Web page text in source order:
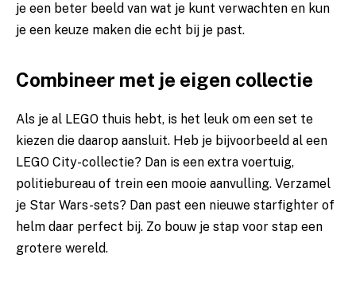
je een beter beeld van wat je kunt verwachten en kun
je een keuze maken die echt bij je past.
Combineer met je eigen collectie
Als je al LEGO thuis hebt, is het leuk om een set te
kiezen die daarop aansluit. Heb je bijvoorbeeld al een
LEGO City-collectie? Dan is een extra voertuig,
politiebureau of trein een mooie aanvulling. Verzamel
je Star Wars-sets? Dan past een nieuwe starfighter of
helm daar perfect bij. Zo bouw je stap voor stap een
grotere wereld.